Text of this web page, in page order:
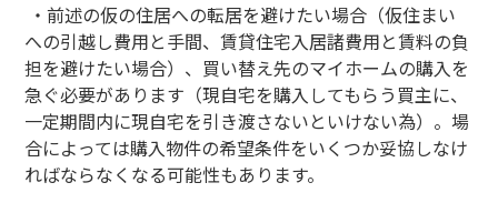
・前述の仮の住居への転居を避けたい場合（仮住まい
への引越し費用と手間、賃貸住宅入居諸費用と賃料の負
担を避けたい場合）、買い替え先のマイホームの購入を
急ぐ必要があります（現自宅を購入してもらう買主に、
一定期間内に現自宅を引き渡さないといけない為）。場
合によっては購入物件の希望条件をいくつか妥協しなけ
ればならなくなる可能性もあります。